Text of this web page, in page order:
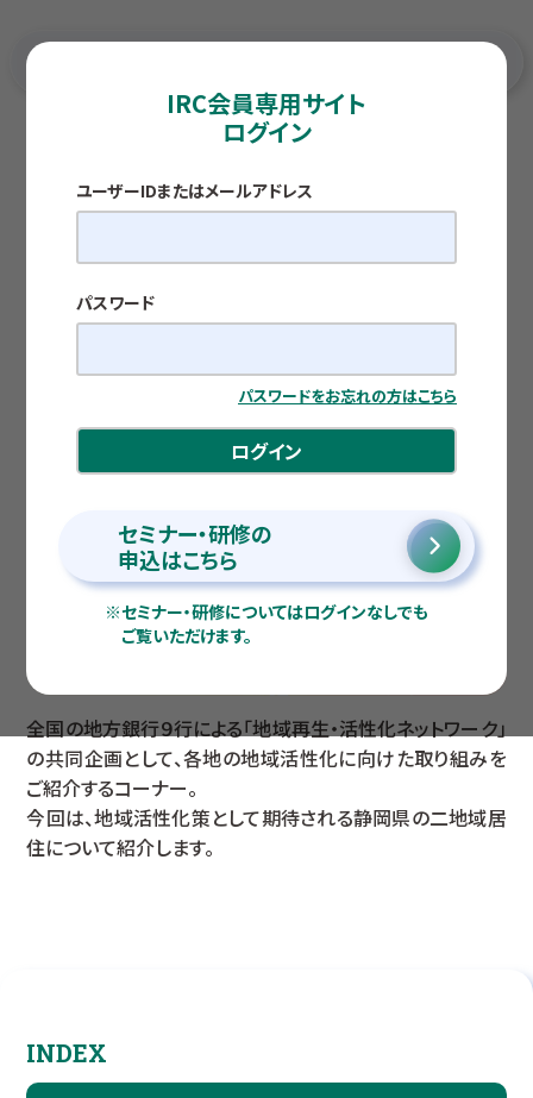
IRC会員専用サイト
ログイン
ユーザーIDまたはメールアドレス
パスワード
パスワードをお忘れの方はこちら
ログイン
セミナー・研修の
申込はこちら
※セミナー・研修についてはログインなしでも
ご覧いただけます。
地域活性化策として期待される二地域居住
地銀9行連携レポート
全国の地方銀行９行による「地域再生・活性化ネットワーク」
の共同企画として、各地の地域活性化に向けた取り組みを
ご紹介するコーナー。
今回は、地域活性化策として期待される静岡県の二地域居
住について紹介します。
INDEX